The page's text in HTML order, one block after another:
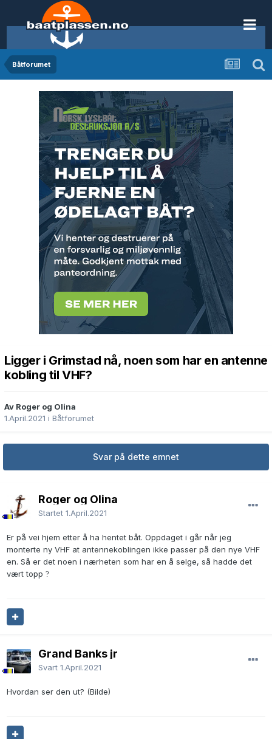
Båtforumet
Ligger i Grimstad nå, noen som har en antenne
kobling til VHF?
Av Roger og Olina
1.April.2021 i Båtforumet
Svar på dette emnet
Roger og Olina
Startet 1.April.2021
Er på vei hjem etter å ha hentet båt. Oppdaget i går når jeg
monterte ny VHF at antennekoblingen ikke passer på den nye VHF
en. Så er det noen i nærheten som har en å selge, så hadde det
vært topp ?
Grand Banks jr
Svart 1.April.2021
Hvordan ser den ut? (Bilde)